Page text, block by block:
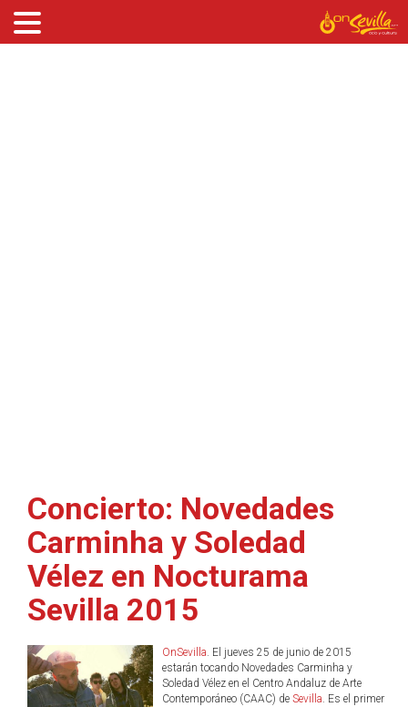
Concierto: Novedades
Carminha y Soledad
Vélez en Nocturama
Sevilla 2015
OnSevilla. El jueves 25 de junio de 2015
estarán tocando Novedades Carminha y
Soledad Vélez en el Centro Andaluz de Arte
Contemporáneo (CAAC) de Sevilla. Es el primer